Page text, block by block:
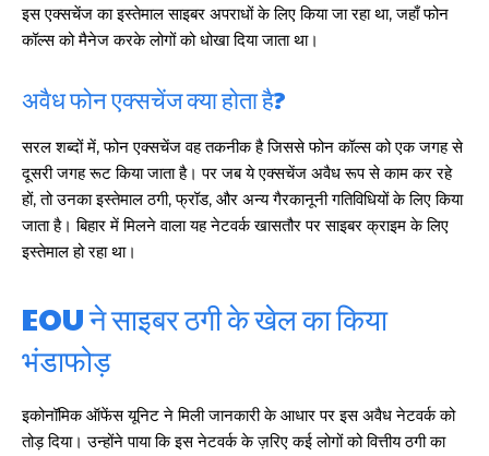
इस एक्सचेंज का इस्तेमाल साइबर अपराधों के लिए किया जा रहा था, जहाँ फोन
कॉल्स को मैनेज करके लोगों को धोखा दिया जाता था।
अवैध फोन एक्सचेंज क्या होता है?
सरल शब्दों में, फोन एक्सचेंज वह तकनीक है जिससे फोन कॉल्स को एक जगह से
दूसरी जगह रूट किया जाता है। पर जब ये एक्सचेंज अवैध रूप से काम कर रहे
हों, तो उनका इस्तेमाल ठगी, फ्रॉड, और अन्य गैरकानूनी गतिविधियों के लिए किया
जाता है। बिहार में मिलने वाला यह नेटवर्क खासतौर पर साइबर क्राइम के लिए
इस्तेमाल हो रहा था।
EOU ने साइबर ठगी के खेल का किया
भंडाफोड़
इकोनॉमिक ऑफेंस यूनिट ने मिली जानकारी के आधार पर इस अवैध नेटवर्क को
तोड़ दिया। उन्होंने पाया कि इस नेटवर्क के ज़रिए कई लोगों को वित्तीय ठगी का